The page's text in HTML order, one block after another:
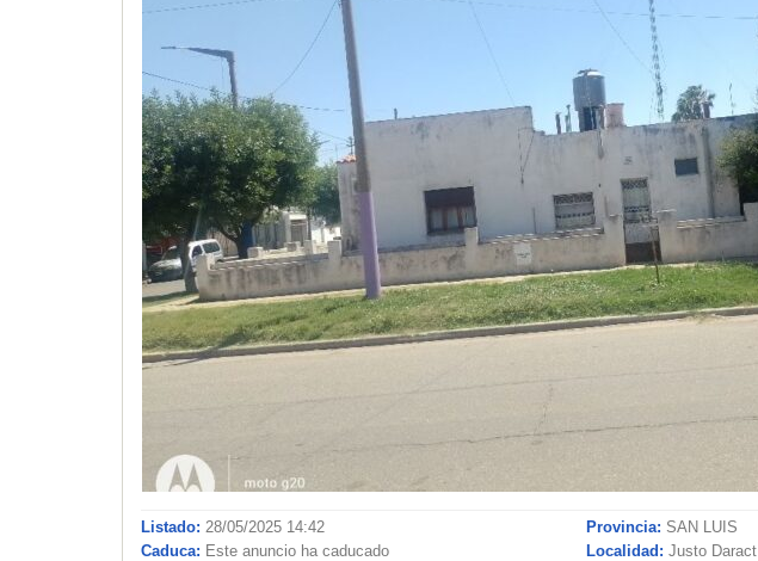
Listado: 28/05/2025 14:42
Caduca: Este anuncio ha caducado
Provincia: SAN LUIS
Localidad: Justo Daract